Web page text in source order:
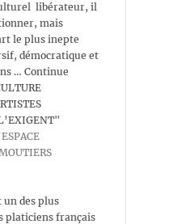
libérateur, il
mais
le plus inepte
démocratique et
… Continue
un des plus
platiciens français